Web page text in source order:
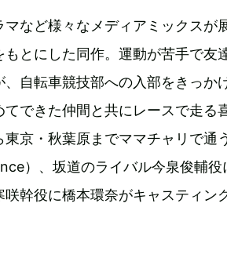
など様々なメディアミックスが
とにした同作。運動が苦手で友
自転車競技部への入部をきっか
できた仲間と共にレースで走る
京・秋葉原までママチャリで通
）、坂道のライバル今泉俊輔役
幹役に橋本環奈がキャスティン